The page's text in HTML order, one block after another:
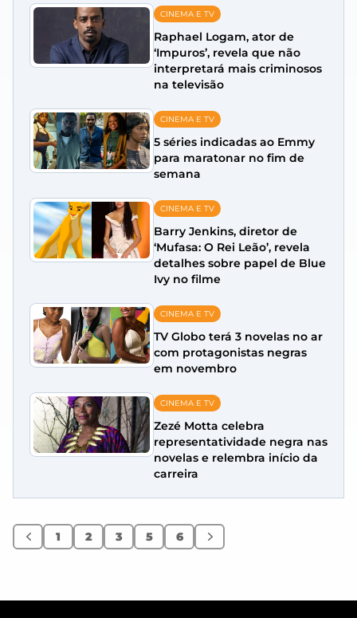
CINEMA E TV
Raphael Logam, ator de
‘Impuros’, revela que não
interpretará mais criminosos
na televisão
CINEMA E TV
5 séries indicadas ao Emmy
para maratonar no fim de
semana
CINEMA E TV
Barry Jenkins, diretor de
‘Mufasa: O Rei Leão’, revela
detalhes sobre papel de Blue
Ivy no filme
CINEMA E TV
TV Globo terá 3 novelas no ar
com protagonistas negras
em novembro
CINEMA E TV
Zezé Motta celebra
representatividade negra nas
novelas e relembra início da
carreira
Anterior
1 2 3 5 6 Próximo